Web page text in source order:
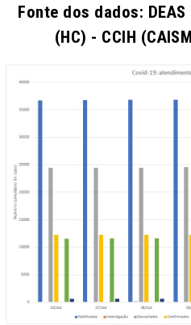
Fonte dos dados: DEAS
(HC) - CCIH